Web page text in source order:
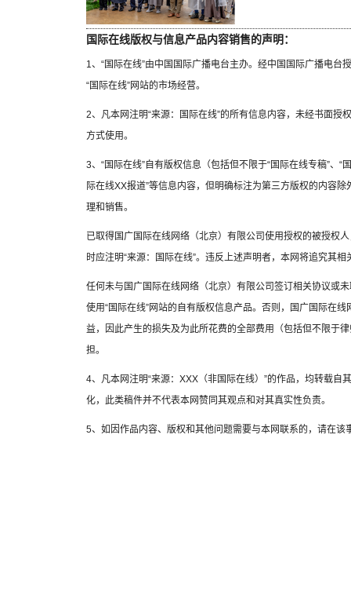
国际在线版权与信息产品内容销售的声明：
1、“国际在线”由中国国际广播电台主办。经中国国际广播电
“国际在线”网站的市场经营。
2、凡本网注明“来源：国际在线”的所有信息内容，未经书面
方式使用。
3、“国际在线”自有版权信息（包括但不限于“国际在线专稿”、“
际在线XX报道”等信息内容，但明确标注为第三方版权的内容
理和销售。
已取得国广国际在线网络（北京）有限公司使用授权的被授权
时应注明“来源：国际在线”。违反上述声明者，本网将追究其相
任何未与国广国际在线网络（北京）有限公司签订相关协议或
使用“国际在线”网站的自有版权信息产品。否则，国广国际在
益，因此产生的损失及为此所花费的全部费用（包括但不限于
担。
4、凡本网注明“来源：XXX（非国际在线）”的作品，均转载自
化，此类稿件并不代表本网赞同其观点和对其真实性负责。
5、如因作品内容、版权和其他问题需要与本网联系的，请在该